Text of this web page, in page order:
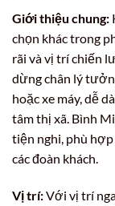
Giới thiệu chung:
chọn khác trong
rãi và vị trí chiến
dừng chân lý
hoặc xe máy, dễ
tâm thị xã. Bình
tiện nghi, phù hợp
các đoàn khách.
Vị trí:Với vị trí